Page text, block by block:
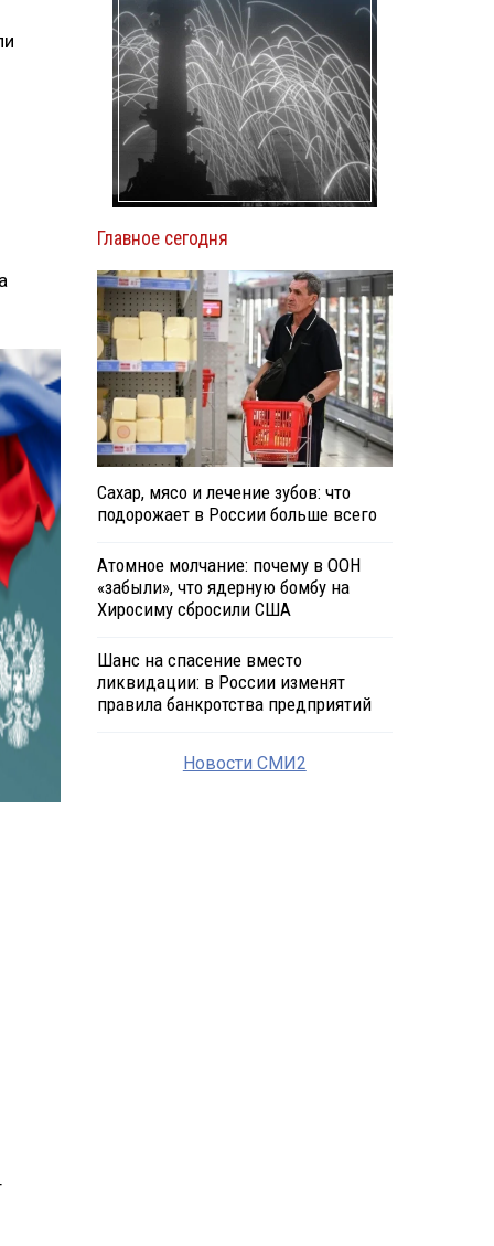
Главное сегодня
Сахар, мясо и лечение зубов: что
подорожает в России больше всего
Атомное молчание: почему в ООН
«забыли», что ядерную бомбу на
Хиросиму сбросили США
Шанс на спасение вместо
ликвидации: в России изменят
правила банкротства предприятий
Новости СМИ2